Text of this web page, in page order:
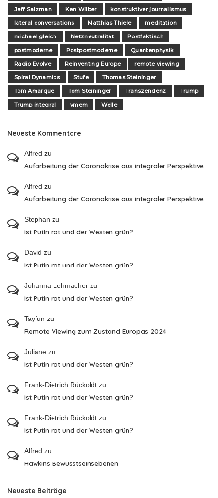
Jeff Salzman
Ken Wilber
konstruktiver journalismus
lateral conversations
Matthias Thiele
meditation
michael gleich
Netzneutralität
Postfaktisch
postmoderne
Postpostmoderne
Quantenphysik
Radio Evolve
Reinventing Europe
remote viewing
Spiral Dynamics
Stufe
Thomas Steininger
Tom Amarque
Tom Steininger Transzendenz
Trump
Trump integral
vmem Welle
Neueste Kommentare
Alfred zu
Aufarbeitung der Coronakrise aus integraler Perspektive
Alfred zu
Aufarbeitung der Coronakrise aus integraler Perspektive
Stephan zu
Ist Putin rot und der Westen grün?
David zu
Ist Putin rot und der Westen grün?
Johanna Lehmacher zu
Ist Putin rot und der Westen grün?
Tayfun zu
Remote Viewing zum Zustand Europas 2024
Juliane zu
Ist Putin rot und der Westen grün?
Frank-Dietrich Rückoldt zu
Ist Putin rot und der Westen grün?
Frank-Dietrich Rückoldt zu
Ist Putin rot und der Westen grün?
Alfred zu
Hawkins Bewusstseinsebenen
Neueste Beiträge